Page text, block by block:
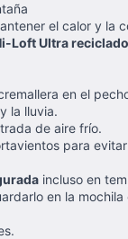
el calor y
Loft Ultra reciclado
en el
la lluvia.
de aire frío.
para
incluso en
en la